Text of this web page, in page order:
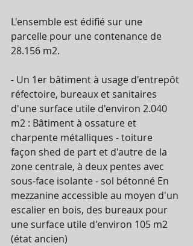
L'ensemble est édifié sur une
parcelle pour une contenance de
28.156 m2.
- Un 1er bâtiment à usage d'entrepôt
réfectoire, bureaux et sanitaires
d'une surface utile d'environ 2.040
m2 : Bâtiment à ossature et
charpente métalliques - toiture
façon shed de part et d'autre de la
zone centrale, à deux pentes avec
sous-face isolante - sol bétonné En
mezzanine accessible au moyen d'un
escalier en bois, des bureaux pour
une surface utile d'environ 105 m2
(état ancien)